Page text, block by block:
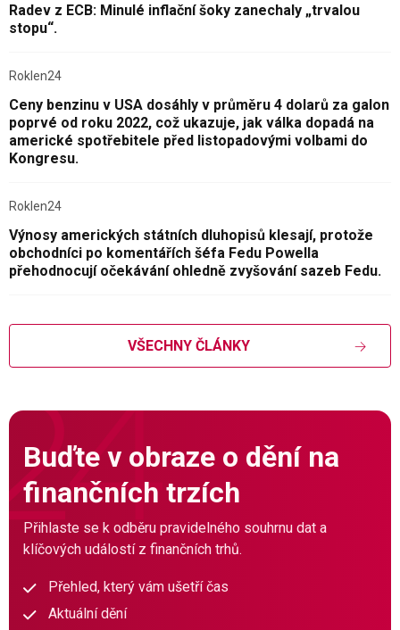
Radev z ECB: Minulé inflační šoky zanechaly „trvalou
stopu“.
Roklen24
Ceny benzinu v USA dosáhly v průměru 4 dolarů za galon
poprvé od roku 2022, což ukazuje, jak válka dopadá na
americké spotřebitele před listopadovými volbami do
Kongresu.
Roklen24
Výnosy amerických státních dluhopisů klesají, protože
obchodníci po komentářích šéfa Fedu Powella
přehodnocují očekávání ohledně zvyšování sazeb Fedu.
VŠECHNY ČLÁNKY
Buďte v obraze o dění na
finančních trzích
Přihlaste se k odběru pravidelného souhrnu dat a
klíčových událostí z finančních trhů.
Přehled, který vám ušetří čas
Aktuální dění